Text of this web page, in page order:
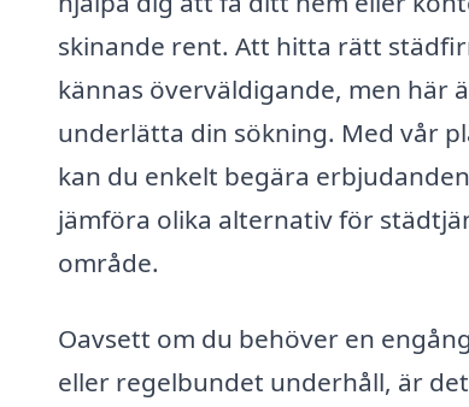
skinande rent. Att hitta rätt
kännas överväldigande, men här
underlätta din sökning. Med vår
kan du enkelt begära
jämföra olika alternativ för
område.
Oavsett om du behöver en
eller regelbundet underhåll, är